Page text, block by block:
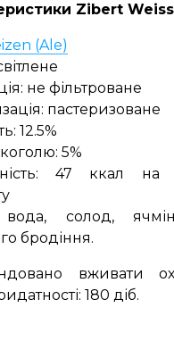
Zibert
(Ale)
не фільтроване
пастеризоване
12.5%
5%
47 ккал на
солод,
бродіння.
вживати
180 діб.